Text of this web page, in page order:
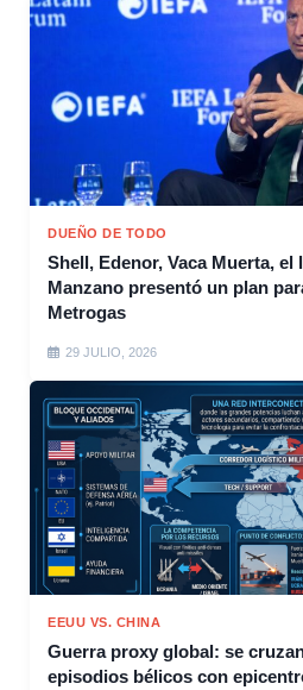
DUEÑO DE TODO
Shell, Edenor, Vaca Muerta, el
Manzano presentó un plan
Metrogas
29 JULIO, 2026
EEUU VS. CHINA
Guerra proxy global: se
episodios bélicos con